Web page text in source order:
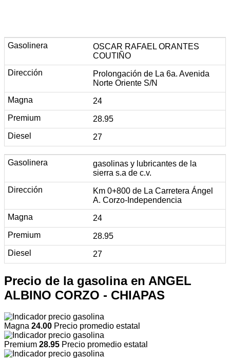
OSCAR RAFAEL ORANTES
COUTIÑO
Prolongación de La 6a. Avenida
Norte Oriente S/N
24
28.95
27
gasolinas y lubricantes de la
sierra s.a de c.v.
Km 0+800 de La Carretera Ángel
A. Corzo-Independencia
24
28.95
27
Precio de la gasolina en ANGEL
ALBINO CORZO - CHIAPAS
Magna 24.00 Precio promedio estatal
Premium 28.95 Precio promedio estatal